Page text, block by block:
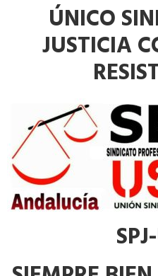
ÚNICO
JUSTICIA